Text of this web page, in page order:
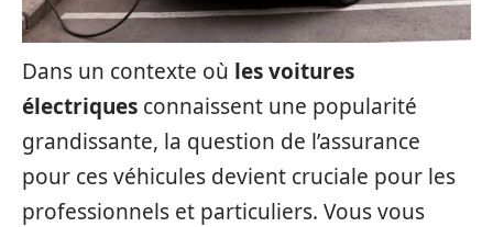
Dans un contexte où les voitures
électriques connaissent une popularité
grandissante, la question de l’assurance
pour ces véhicules devient cruciale pour les
professionnels et particuliers. Vous vous